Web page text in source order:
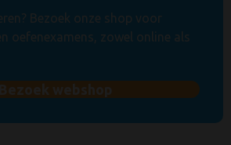
Bezoek onze shop voor
oefenexamens, zowel online als